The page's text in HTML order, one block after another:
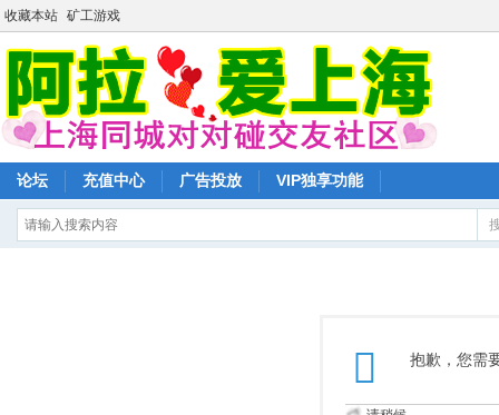
收藏本站 矿工游戏
论坛 充值中心 广告投放 VIP独享功能
抱歉，您需